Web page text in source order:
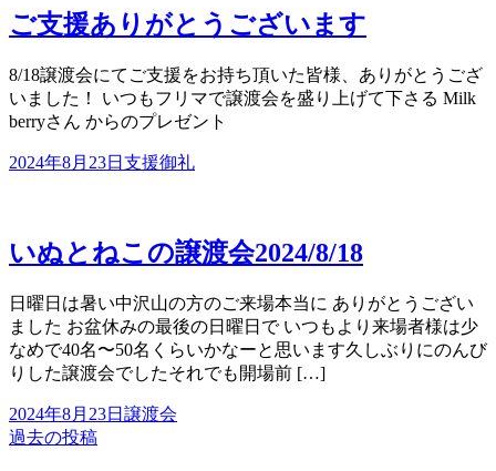
ご支援ありがとうございます
8/18譲渡会にてご支援をお持ち頂いた皆様、ありがとうござ
いました！ いつもフリマで譲渡会を盛り上げて下さる Milk
berryさん からのプレゼント
2024年8月23日 支援御礼
いぬとねこの譲渡会2024/8/18
日曜日は暑い中沢山の方のご来場本当に ありがとうござい
ました お盆休みの最後の日曜日で いつもより来場者様は少
なめで40名〜50名くらいかなーと思います久しぶりにのんび
りした譲渡会でしたそれでも開場前 […]
2024年8月23日 譲渡会
投
過去の投稿